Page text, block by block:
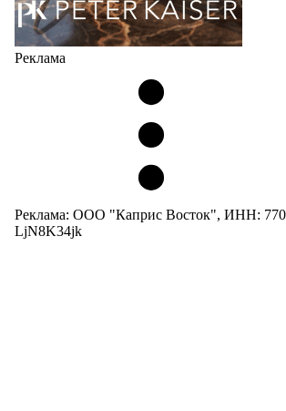
Реклама
Реклама: ООО "Каприс Восток", ИНН:
LjN8K34jk